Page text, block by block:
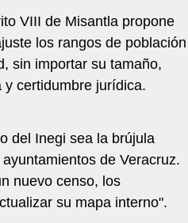
VIII de Misantla propone
los rangos de población
sin importar su tamaño,
certidumbre jurídica.
del Inegi sea la brújula
de Veracruz.
nuevo censo, los
su mapa interno".